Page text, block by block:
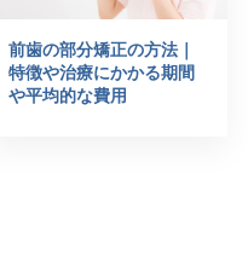
前歯の部分矯正の方法｜
特徴や治療にかかる期間
や平均的な費用